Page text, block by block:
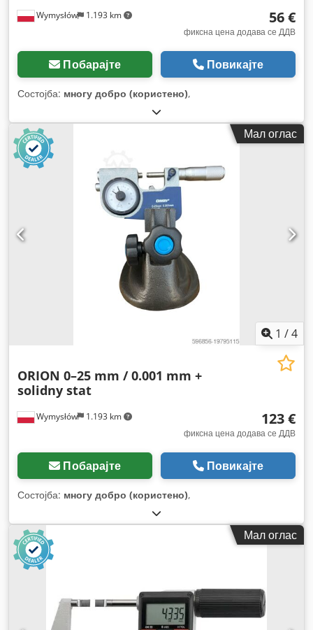
Wymysłów 1.193 km 56 €
фиксна цена додава се ДДВ
Побарајте Повикајте
Состојба: многу добро (користено),
Мал оглас
1 /4
Wymysłów 1.193 km
ORION 0–25 mm / 0.001 mm +
solidny stat
123 €
фиксна цена додава се ДДВ
Побарајте Повикајте
Состојба: многу добро (користено),
Мал оглас